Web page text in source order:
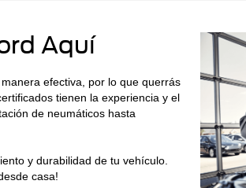
Aquí
efectiva, por lo que querrás
tienen la experiencia y el
de neumáticos hasta
y durabilidad de tu vehículo.
casa!